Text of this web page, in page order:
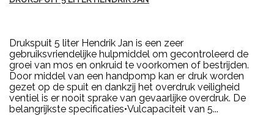
Drukspuit 5 liter Hendrik Jan is een zeer
gebruiksvriendelijke hulpmiddel om gecontroleerd de
groei van mos en onkruid te voorkomen of bestrijden.
Door middel van een handpomp kan er druk worden
gezet op de spuit en dankzij het overdruk veiligheid
ventiel is er nooit sprake van gevaarlijke overdruk. De
belangrijkste specificaties•Vulcapaciteit van 5...